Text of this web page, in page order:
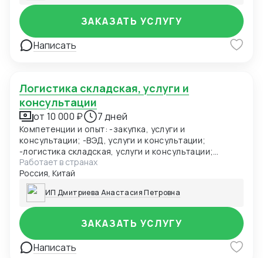
Написать
ЗАКАЗАТЬ УСЛУГУ
Логистика складская, услуги и
консультации
от 10 000 ₽ 7 дней
Компетенции и опыт: -закупка, услуги и
консультации; -ВЭД, услуги и консультации;
-логистика складская, услуги и консультации;
-логистика транспортная, услуги и консультации;
-СТМ различных групп товара, услуги и
консультации; -подбор фабрик, закупка и доставка
товара из Китая (КАРГО и Белый ввоз) Страны с
которыми работаю по сей день: Европа, США, ОАЭ,
Турция, Китай, СНГ; -финансового директора,
услуги и консультации; -услуги директора по
закупкам, логистике и ВЭД; -обучение закупкам,
логистике и ВЭД; Все вышеперечисленные функции
Работает в странах
Россия, Китай
ИП Дмитриева Анастасия Петровна
Написать
ЗАКАЗАТЬ УСЛУГУ